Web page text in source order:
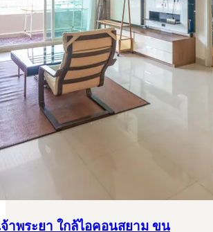
าพระยา ใกล้ไอคอนสยาม ขน